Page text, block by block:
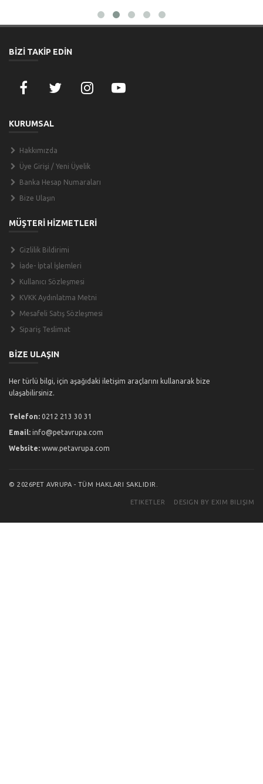
BİZİ TAKİP EDİN
KURUMSAL
Hakkımızda
Üye Girişi / Yeni Üyelik
Banka Hesap Numaraları
Bize Ulaşın
MÜŞTERİ HİZMETLERİ
Gizlilik Bildirimi
İade- İptal İşlemleri
Kullanıcı Sözleşmesi
KVKK Aydınlatma Metni
Mesafeli Satış Sözleşmesi
Sipariş Teslimat
BİZE ULAŞIN
Her türlü bilgi, için aşağıdaki iletişim araçlarını kullanarak bize
ulaşabilirsiniz.
Telefon: 0212 213 30 31
Email: info@petavrupa.com
Website: www.petavrupa.com
© 2026PET AVRUPA - TÜM HAKLARI SAKLIDIR.
ETIKETLER DESIGN BY EXIM BILIŞIM